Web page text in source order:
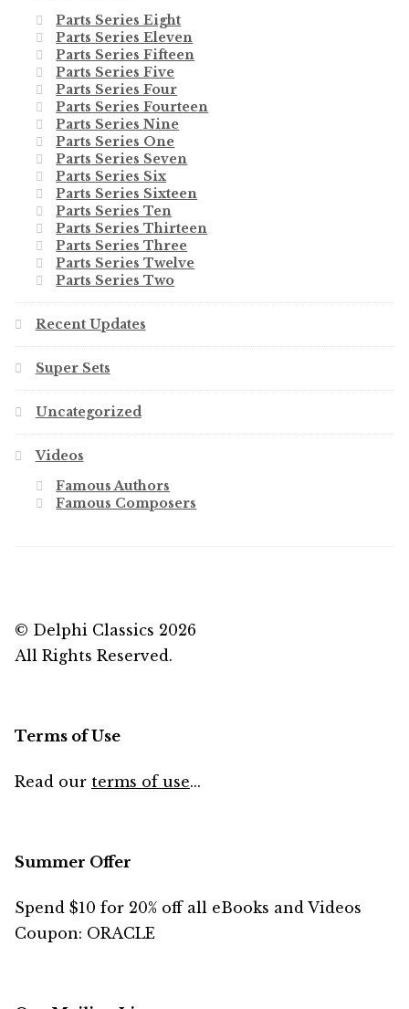
Parts Series Eight
Parts Series Eleven
Parts Series Fifteen
Parts Series Five
Parts Series Four
Parts Series Fourteen
Parts Series Nine
Parts Series One
Parts Series Seven
Parts Series Six
Parts Series Sixteen
Parts Series Ten
Parts Series Thirteen
Parts Series Three
Parts Series Twelve
Parts Series Two
Recent Updates
Super Sets
Uncategorized
Videos
Famous Authors
Famous Composers
© Delphi Classics 2026
All Rights Reserved.
Terms of Use
Read our terms of use...
Summer Offer
Spend $10 for 20% off all eBooks and Videos
Coupon: ORACLE